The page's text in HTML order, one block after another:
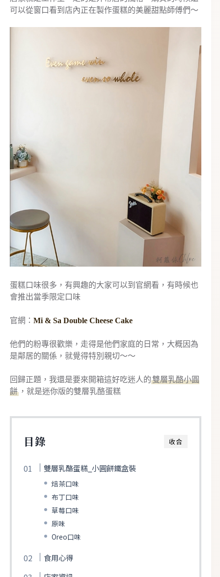
可以從窗口看到店內正在製作蛋糕的美麗甜點師傅們～
蛋糕口味很多，有興趣的大家可以到官網看，有時候也
會推出當季限定口味
官網： Mi & Sa Double Cheese Cake
他們的粉專很歡樂，走得是他們家庭的日常，大概因為
是鄰居的關係，就覺得特別親切～～
回歸正題，我還是要來開箱這好吃迷人的雙層乳酪小圓
餅 ，就是迷你版的雙層乳酪蛋糕
收合
目錄
雙層乳酪蛋糕_小圓餅鐵盒裝
焙茶口味
布丁口味
草莓口味
原味
Oreo口味
食用心得